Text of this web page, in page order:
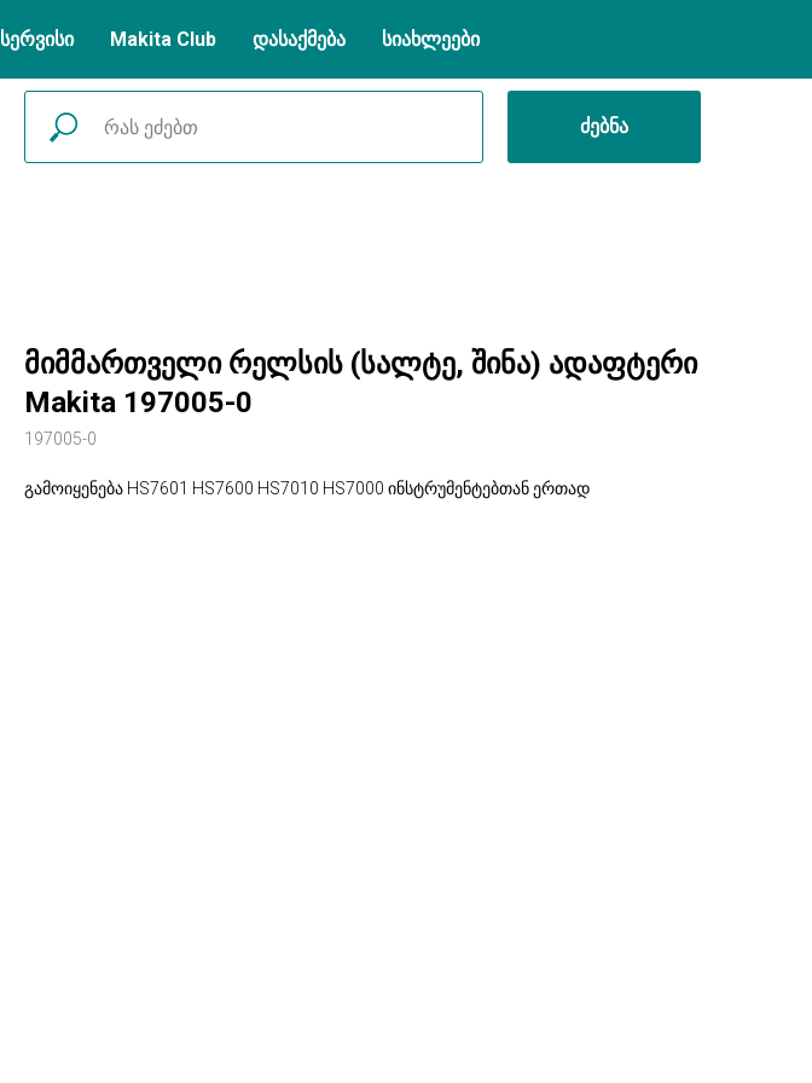
სერვისი Makita Club დასაქმება სიახლეები
ძებნა
მიმმართველი რელსის (სალტე, შინა) ადაფტერი
Makita 197005-0
197005-0
გამოიყენება HS7601 HS7600 HS7010 HS7000 ინსტრუმენტებთან ერთად